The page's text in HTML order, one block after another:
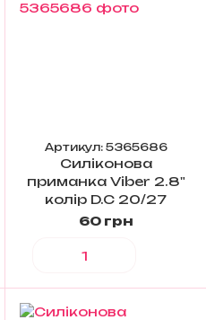
Артикул: 5365686
Силіконова
приманка Viber 2.8"
колір D.C 20/27
60 грн